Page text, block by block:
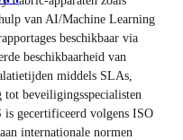
van AI/Machine Learning
beschikbaar via
beschikbaarheid van
middels SLAs,
tot beveiligingsspecialisten
is gecertificeerd volgens ISO
internationale normen